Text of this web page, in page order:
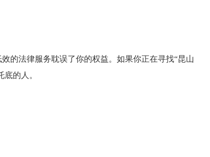
的法律服务耽误了你的权益。如果你正在寻找“昆山
的人。